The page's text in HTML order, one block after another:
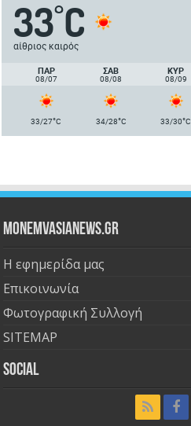
33°C
αίθριος καιρός
ΠΑΡ
08/07
ΣΑΒ
08/08
ΚΥΡ
08/09
33/27°C 34/28°C 33/30°C
Monemvasianews.gr
Η εφημερίδα μας
Επικοινωνία
Φωτογραφική Συλλογή
SITEMAP
Social